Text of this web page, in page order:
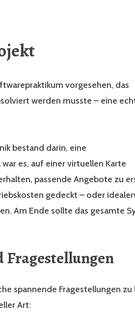
vorgesehen, das
werden musste – eine
bestand darin, eine
es, auf einer virtuellen Karte
passende Angebote zu
gedeckt – oder
Am Ende sollte das gesamte
Fragestellungen
spannende Fragestellungen zu
Art: